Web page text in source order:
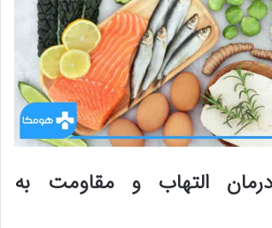
التهاب و مقاومت به